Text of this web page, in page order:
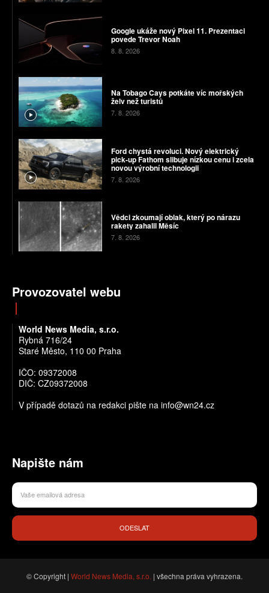
Google ukáže nový Pixel 11. Prezentaci
povede Trevor Noah
8. 8. 2026
Na Tobago Cays potkáte víc mořských
želv než turistů
7. 8. 2026
Ford chystá revoluci. Nový elektrický
pick-up Fathom slibuje nízkou cenu i zcela
novou výrobní technologii
7. 8. 2026
Vědci zkoumají oblak, který po nárazu
rakety zahalil Měsíc
7. 8. 2026
Provozovatel webu
World News Media, s.r.o.
Rybná 716/24
Staré Město, 110 00 Praha
IČO: 09372008
DIČ: CZ09372008
V případě dotazů na redakci pište na info@wn24.cz
Napište nám
ODESLAT
© Copyright | World News Media, s.r.o. | všechna práva vyhrazena.